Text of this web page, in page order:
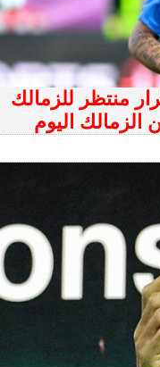
منتظر للزمالك
الزمالك اليوم